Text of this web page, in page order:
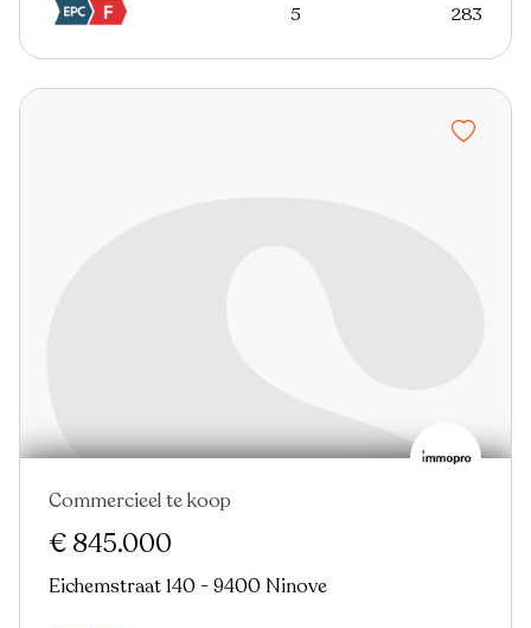
5 283
Nieuw
Commercieel te koop
€ 845.000
Eichemstraat 140 - 9400 Ninove